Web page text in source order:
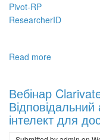
Pivot-RP
ResearcherID
Read more
наукометрії
від
Clarivate
на
Вебінар
інтелект для